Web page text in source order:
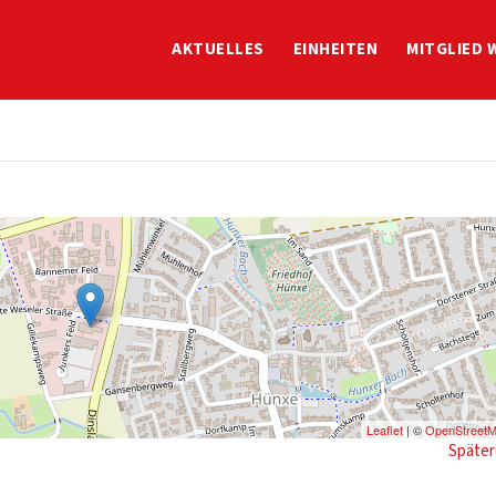
AKTUELLES EINHEITEN MITGLIED
Leaflet| ©